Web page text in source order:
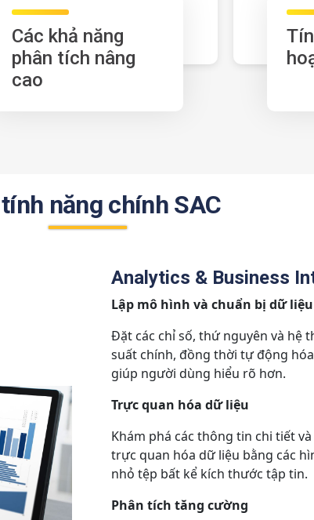
Các khả năng
phân tích nâng
cao
năng chính SAC
Analytics & Business
Lập mô hình và chuẩn bị dữ liệu
Đặt các chỉ số, thứ nguyên và hệ
suất chính, đồng thời tự động hóa
giúp người dùng hiểu rõ hơn.
Trực quan hóa dữ liệu
Khám phá các thông tin chi tiết
trực quan hóa dữ liệu bằng các
nhỏ tệp bất kể kích thước tập tin.
Phân tích tăng cường